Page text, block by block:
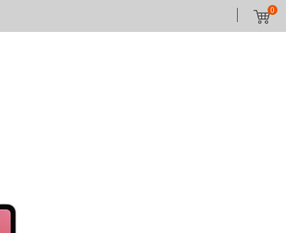
0